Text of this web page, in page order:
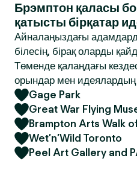
Брэмптон қаласы
қатысты бірқатар
Айналаңыздағы
білесің, бірақ оларды
Төменде қалаңдағы
орындар мен идеялардың
Gage Park
Great War Flying
Brampton Arts Walk
Wet’n’Wild Toronto
Peel Art Gallery and